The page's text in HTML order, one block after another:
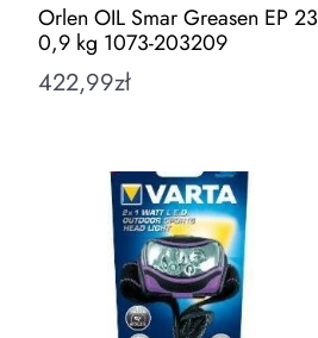
Orlen OIL Smar Greasen EP 23
0,9 kg 1073-203209
422,99zł